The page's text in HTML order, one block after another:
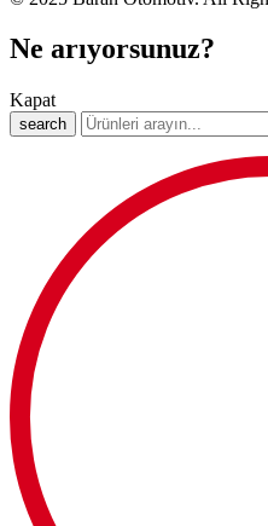
Ne arıyorsunuz?
Kapat
search